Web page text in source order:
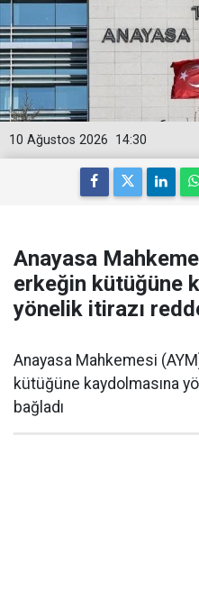
14:30
10 Ağustos 2026
Anayasa
erkeğin kütüğüne
yönelik itirazı
Anayasa Mahkemesi
kütüğüne kaydolmasına
bağladı